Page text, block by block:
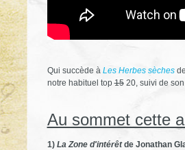
Qui succède à Les Herbes sèches
notre habituel top1520, suivi de son
Au sommet cette
1) La Zone d'intérêtde Jonathan